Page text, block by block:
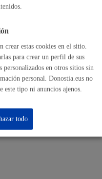
crear estas cookies en el sitio.
para crear un perfil de sus
personalizados en otros sitios sin
personal. Donostia.eus no
este tipo ni anuncios ajenos.
todo